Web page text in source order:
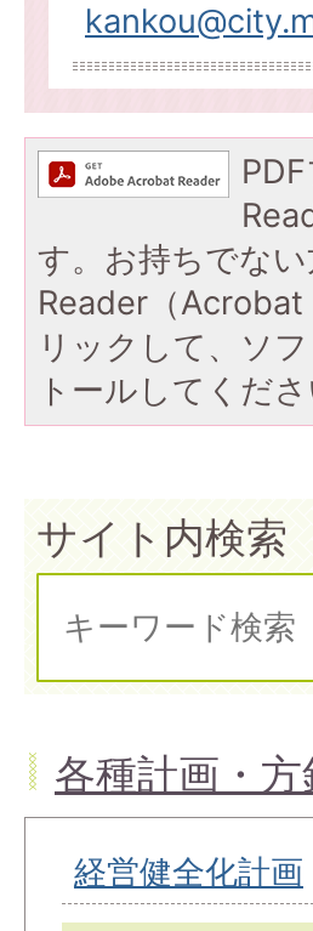
す。お持ちでな
Reader（
リックして、ソ
トールしてくださ
サイト内検索
各種計画・方
経営健全化計画